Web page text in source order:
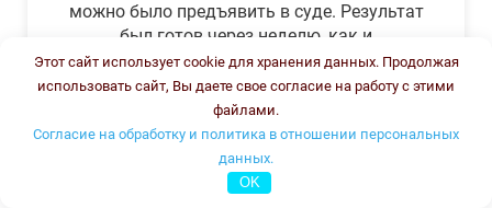
можно было предъявить в суде. Результат
был готов через неделю, как и
обещали.Теперь муж бегает и извиняется.
Этот сайт использует cookie для хранения данных. Продолжая
использовать сайт, Вы даете свое согласие на работу с этими
файлами.
Согласие на обработку и политика в отношении персональных
данных.
OK